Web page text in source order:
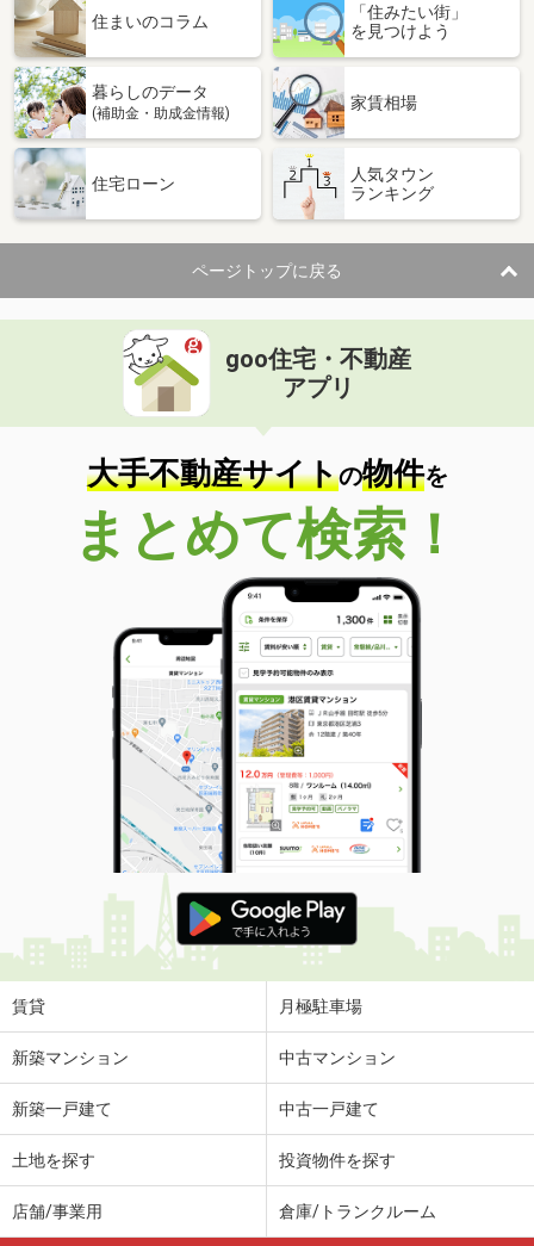
住まいのコラム
「住みたい街」
を見つけよう
暮らしのデータ
(補助金・助成金情報)
家賃相場
住宅ローン
人気タウン
ランキング
ページトップに戻る
goo住宅・不動産
アプリ
大手不動産サイトの物件を
まとめて検索！
賃貸 月極駐車場
新築マンション 中古マンション
新築一戸建て 中古一戸建て
土地を探す 投資物件を探す
店舗/事業用 倉庫/トランクルーム